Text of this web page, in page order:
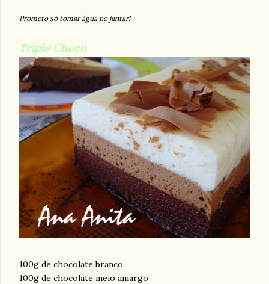
Prometo só tomar água no jantar!
Triple Choco
100g de chocolate branco
100g de chocolate meio amargo